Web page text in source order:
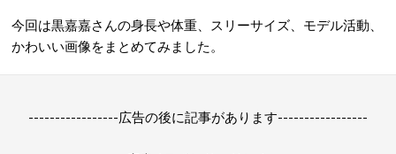
今回は黒嘉嘉さんの身長や体重、スリーサイズ、モデル活動、
かわいい画像をまとめてみました。
-----------------広告の後に記事があります-----------------